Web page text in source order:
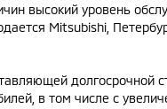
высокий уровень
Mitsubishi,
долгосрочной
в том числе с